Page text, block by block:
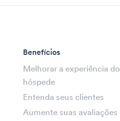
Benefícios
Melhorar a experiência do
hóspede
Entenda seus clientes
Aumente suas avaliações